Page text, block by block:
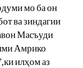
мобаон
вазиндагии
Масъуди
Амрико
киилҳомаз